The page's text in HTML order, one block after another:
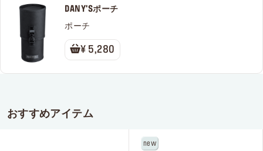
DANY'Sポーチ
ポーチ
¥ 5,280
おすすめアイテム
new